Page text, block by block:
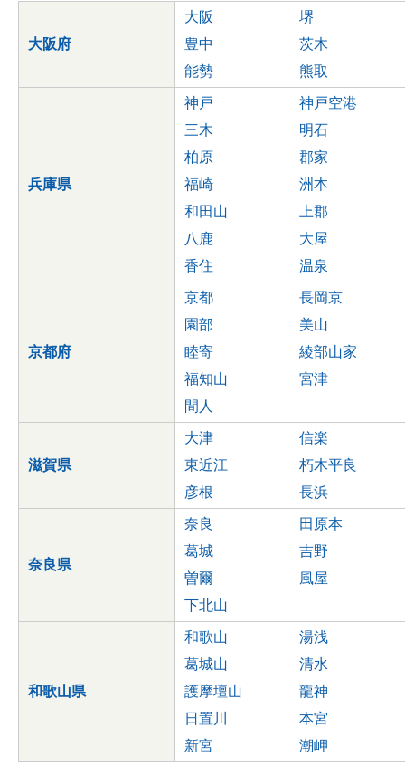
大阪府
大阪
堺
豊中
茨木
能勢
熊取
兵庫県
神戸
神戸空港
三木
明石
柏原
郡家
福崎
洲本
和田山
上郡
八鹿
大屋
香住
温泉
京都府
京都
長岡京
園部
美山
睦寄
綾部山家
福知山
宮津
間人
滋賀県
大津
信楽
東近江
朽木平良
彦根
長浜
奈良県
奈良
田原本
葛城
吉野
曽爾
風屋
下北山
和歌山県
和歌山
湯浅
葛城山
清水
護摩壇山
龍神
日置川
本宮
新宮
潮岬